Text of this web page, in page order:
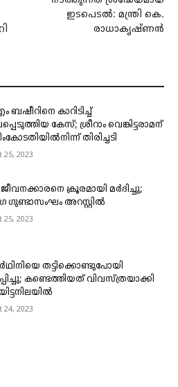
ഇടപെടൽ: മന്ത്രി കെ.
രാധാകൃഷ്ണൻ
ബഷീറിനെ കാറിടിച്ച്
കേസ്; ശ്രീറാം വെങ്കിട്ടരാമന്
തിരിച്ചടി
25, 2023
ക്രൂരമായി മർദിച്ചു;
ഗുണ്ടാസംഘം അറസ്റ്റിൽ
25, 2023
തട്ടിക്കൊണ്ടുപോയി
കണ്ടെത്തിയത് വിവസ്ത്രയാക്കി
24, 2023